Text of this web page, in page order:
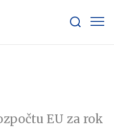
bar
EU za rok